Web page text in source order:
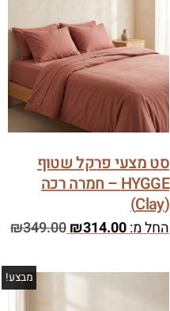
סט מצעי פרקל שטוף
HYGGE – חמרה רכה
(Clay)
החל מ: ₪314.00
₪349.00
מבצע!